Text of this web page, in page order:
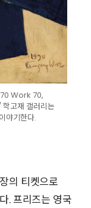
Work 70,
고재 갤러리는
야기한다.
의 티켓으로
. 프리즈는 영국